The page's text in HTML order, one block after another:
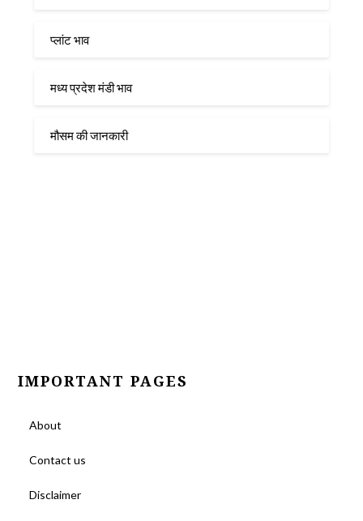
प्लांट भाव
मध्य प्रदेश मंडी भाव
मौसम की जानकारी
IMPORTANT PAGES
About
Contact us
Disclaimer